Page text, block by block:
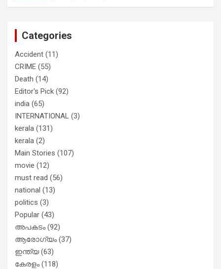
നേട്ടത്തിനുള്ള പാര്‍ട്ടി; ഇപ്പോള്‍
Categories
Accident (11)
CRIME (55)
Death (14)
Editor's Pick (92)
india (65)
INTERNATIONAL (3)
kerala (131)
kerala (2)
Main Stories (107)
movie (12)
must read (56)
national (13)
politics (3)
Popular (43)
അപകടം(92)
ആരോഗ്യം(37)
ഇന്ത്യ(63)
കേരളം(118)